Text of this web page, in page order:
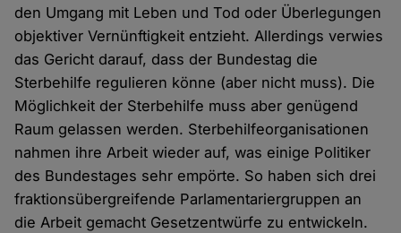
den Umgang mit Leben und Tod oder Überlegungen
objektiver Vernünftigkeit entzieht. Allerdings verwies
das Gericht darauf, dass der Bundestag die
Sterbehilfe regulieren könne (aber nicht muss). Die
Möglichkeit der Sterbehilfe muss aber genügend
Raum gelassen werden. Sterbehilfeorganisationen
nahmen ihre Arbeit wieder auf, was einige Politiker
des Bundestages sehr empörte. So haben sich drei
fraktionsübergreifende Parlamentariergruppen an
die Arbeit gemacht Gesetzentwürfe zu entwickeln.